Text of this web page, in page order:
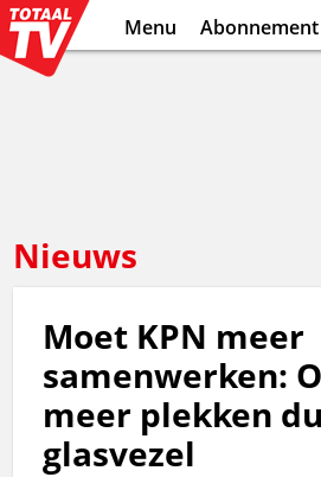
Menu Abonnement
Nieuws
Moet KPN meer
samenwerken:
meer plekken
glasvezel